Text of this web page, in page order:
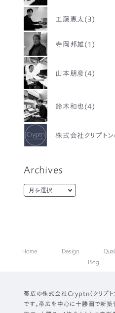
工藤恵太(3)
寺岡邦雄(1)
山本朋彦(4)
鈴木和也(4)
株式会社クリプト
Archives
Home Design
Blog
帯広の株式会社Cryptn（クリプ
です。帯広を中心に十勝圏で新